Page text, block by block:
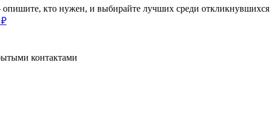
кто нужен, и выбирайте лучших среди откликнувшихся
₽
контактами